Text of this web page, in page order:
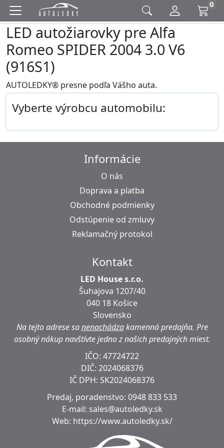
0
LED autožiarovky pre Alfa
Romeo SPIDER 2004 3.0 V6
(916S1)
AUTOLEDKY® presne podľa Vášho auta.
Vyberte výrobcu automobilu:
Informácie
O nás
Doprava a platba
Obchodné podmienky
Odstúpenie od zmluvy
Reklamačný protokol
Kontakt
LED House s.r.o.
Šuhajova 1207/40
040 18 Košice
Slovensko
Na tejto adrese sanenachádzakamenná predajňa. Pre
osobný nákup navštívte jedno z našich predajných miest.
IČO: 47724722
DIČ: 2024068376
IČ DPH: SK2024068376
Predaj, poradenstvo: 0948 833 533
E-mail: sales@autoledky.sk
Web: https://www.autoledky.sk/